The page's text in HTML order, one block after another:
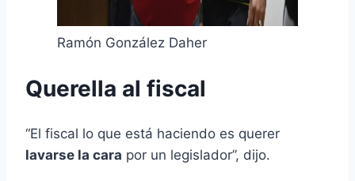
Ramón González Daher
Querella al fiscal
“El fiscal lo que está haciendo es querer
lavarse la cara por un legislador”, dijo.